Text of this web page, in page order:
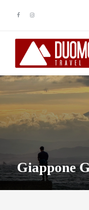
Giappone